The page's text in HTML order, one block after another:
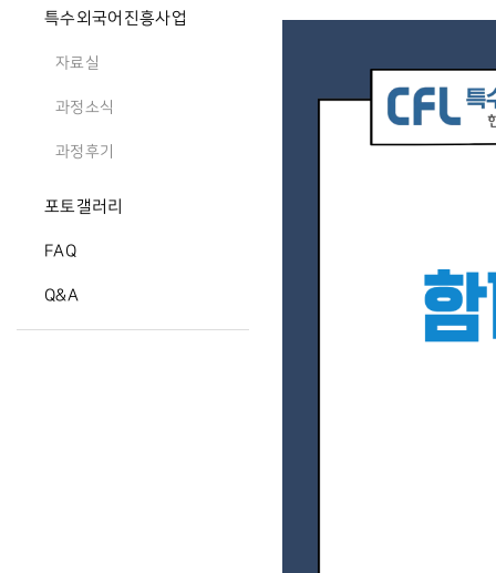
특수외국어진흥사업
자료실
과정소식
과정후기
포토갤러리
FAQ
Q&A